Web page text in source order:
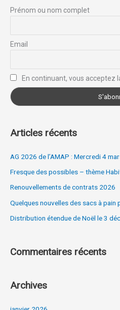
e
c
h
r
Prénom ou nom complet
Email
En continuant, vous acceptez
Articles récents
AG 2026 de l’AMAP : Mercredi 4
Fresque des possibles – thème
Renouvellements de contrats 2026
Quelques nouvelles des sacs à pain
Distribution étendue de Noël le 3
Commentaires récents
Archives